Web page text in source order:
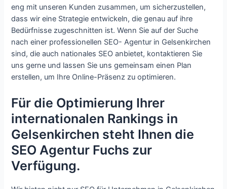
eng mit unseren Kunden zusammen, um sicherzustellen,
dass wir eine Strategie entwickeln, die genau auf ihre
Bedürfnisse zugeschnitten ist. Wenn Sie auf der Suche
nach einer professionellen SEO- Agentur in Gelsenkirchen
sind, die auch nationales SEO anbietet, kontaktieren Sie
uns gerne und lassen Sie uns gemeinsam einen Plan
erstellen, um Ihre Online-Präsenz zu optimieren.
Für die Optimierung Ihrer
internationalen Rankings in
Gelsenkirchen steht Ihnen die
SEO Agentur Fuchs zur
Verfügung.